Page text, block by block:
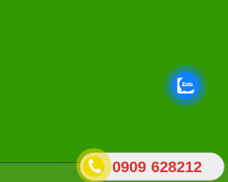
0909 628212